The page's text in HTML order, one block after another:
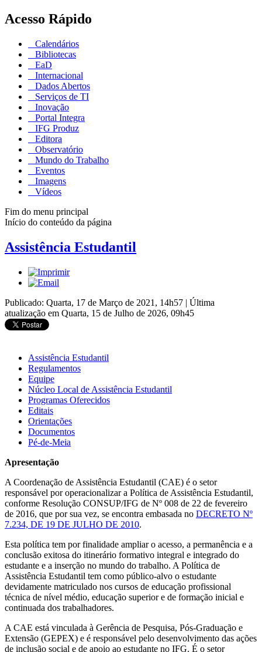
Acesso Rápido
Calendários
Bibliotecas
EaD
Internacional
Dados Abertos
Serviços de TI
Inovação
Portal Integra
IFG Produz
Editora
Observatório
Mundo do Trabalho
Eventos
Imagens
Vídeos
Fim do menu principal
Início do conteúdo da página
Assistência Estudantil
Publicado: Quarta, 17 de Março de 2021, 14h57 | Última
atualização em Quarta, 15 de Julho de 2026, 09h45
Assistência Estudantil
Regulamentos
Equipe
Núcleo Local de Assistência Estudantil
Programas Oferecidos
Editais
Orientações
Documentos
Pé-de-Meia
Apresentação
A Coordenação de Assistência Estudantil (CAE) é o setor
responsável por operacionalizar a Política de Assistência Estudantil,
conforme Resolução CONSUP/IFG de Nº 008 de 22 de fevereiro
de 2016, que por sua vez, se encontra embasada no DECRETO Nº
7.234, DE 19 DE JULHO DE 2010.
Esta política tem por finalidade ampliar o acesso, a permanência e a
conclusão exitosa do itinerário formativo integral e integrado do
estudante e a inserção no mundo do trabalho. A Política de
Assistência Estudantil tem como público-alvo o estudante
devidamente matriculado nos cursos de educação profissional
técnica de nível médio, educação superior e de formação inicial e
continuada dos trabalhadores.
A CAE está vinculada à Gerência de Pesquisa, Pós-Graduação e
Extensão (GEPEX) e é responsável pelo desenvolvimento das ações
de inclusão social e de apoio ao estudante no IFG. É o setor